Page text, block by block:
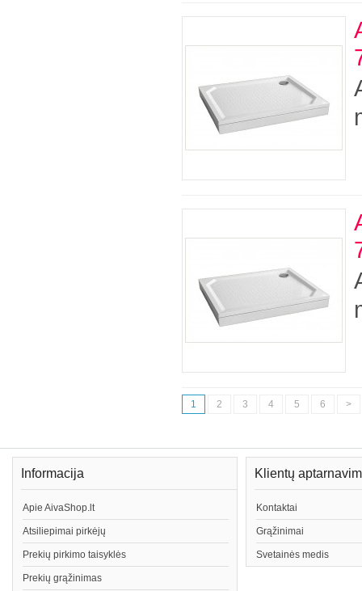
1 2 3 4 5 6 >
Informacija
Apie AivaShop.lt
Atsiliepimai pirkėjų
Prekių pirkimo taisyklės
Prekių grąžinimas
Klientų
Kontaktai
Grąžinimai
Svetainės medis